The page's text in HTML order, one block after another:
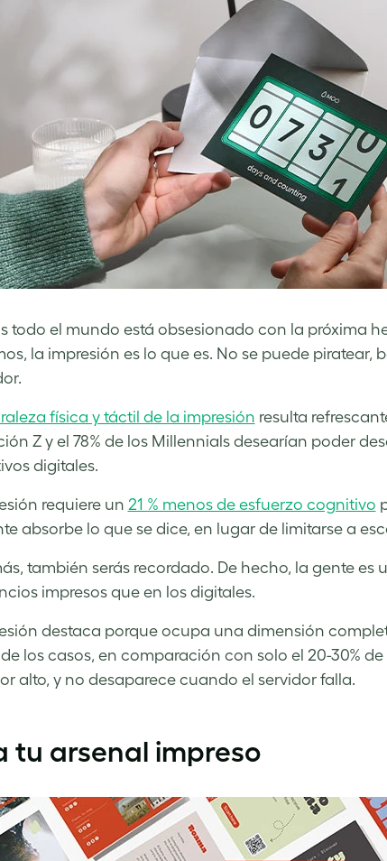
todo el mundo está obsesionado con la próxima
la impresión es lo que es. No se puede
física y táctil de la impresión resulta
Z y el 78% de los Millennials desearían poder
digitales.
requiere un 21 % menos de esfuerzo cognitivo
absorbe lo que se dice, en lugar de limitarse a
también serás recordado. De hecho, la gente es
impresos que en los digitales.
destaca porque ocupa una dimensión
de los casos, en comparación con solo el 20-30% de
alto, y no desaparece cuando el servidor falla.
tu arsenal impreso